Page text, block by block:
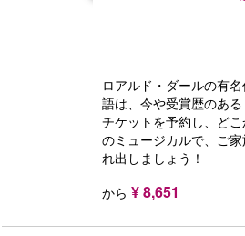
ロアルド・ダールの有
語は、今や受賞歴のあ
チケットを予約し、ど
のミュージカルで、ご
れ出しましょう！
から ¥ 8,651